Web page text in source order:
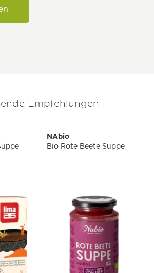
Empfehlungen
NAbio
Bio Rote Beete Suppe